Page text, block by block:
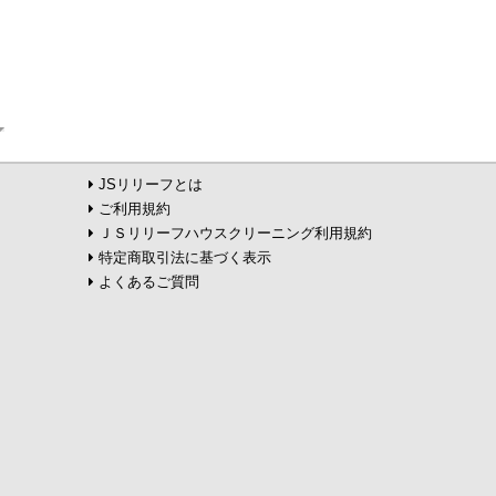
JSリリーフとは
ご利用規約
ＪＳリリーフハウスクリーニング利用規約
特定商取引法に基づく表示
よくあるご質問